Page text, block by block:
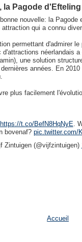
Pagode
nouvelle: la Pagode
qui a connu
permettant d'admirer
néerlandais
une solution
années. En
plus facilement
https://t.co/BefN8HqNyE.
bovenaf?pic.twitter.com/
Zintuigen (@vijfzintuigen)
Accueil